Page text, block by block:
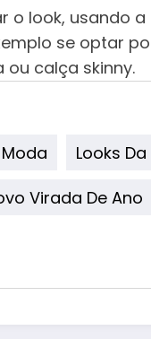
o look, usando
se optar
calça skinny.
Looks
Virada De Ano